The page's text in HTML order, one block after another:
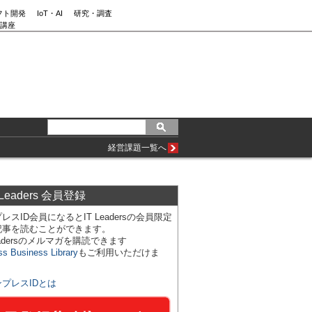
ト開発 IoT・AI
研究・調査
座
経営課題一覧へ
会員登録
スID会員になるとIT Leadersの会員限定
を読むことができます。
のメルマガを購読できます
Business Libraryもご利用いただけま
プレスIDとは